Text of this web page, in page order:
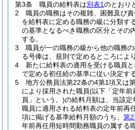
第3条
職員の給料表は別表1のとおり
2
職員の職務はその複雑、困難及び
を給料表に定める職務の級に分類す
の基準となるべき職務の区分とその
する。
3
職員が一の職務の級から他の職務
る号俸は、規則で定めるところによ
4
新たに給料表の適用を受ける職員
で定める初任給の基準に従い決定する
5
地方公務員法第22条の4第1項又は
により採用された職員(以下「定年前
員」という。)の給料月額は、当該
職員に適用される給料表の定年前再
項に掲げる基準給料月額のうち、 第
年前再任用短時間勤務職員の属する